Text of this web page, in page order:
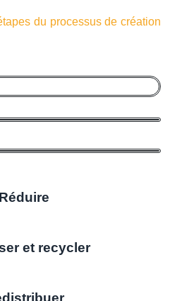
du processus de création
Réduire
et recycler